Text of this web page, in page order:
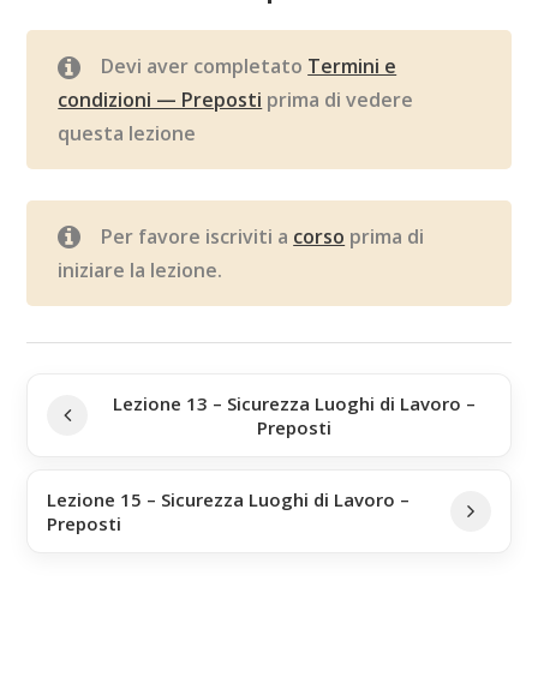
Devi aver completato Termini e
condizioni — Preposti prima di vedere
questa lezione
Per favore iscriviti a corso prima di
iniziare la lezione.
Lezione 13 – Sicurezza Luoghi di Lavoro –
Preposti
Lezione 15 – Sicurezza Luoghi di Lavoro –
Preposti